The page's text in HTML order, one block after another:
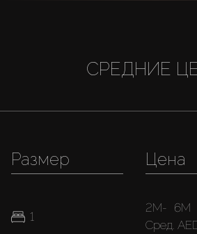
СРЕДНИЕ
Размер
1
Цена
2M- 6M
Cред.